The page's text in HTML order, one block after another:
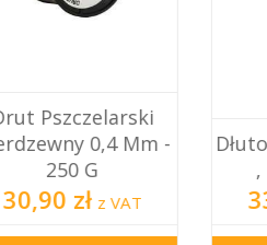
Dłuto Z Rozpierakiem
, Nierdzewne
33,00 zł